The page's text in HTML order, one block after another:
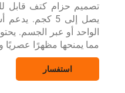
يصل إلى 5
الواحد أو عبر الجسم.
مما يمنحها مظهرًا
استفسار